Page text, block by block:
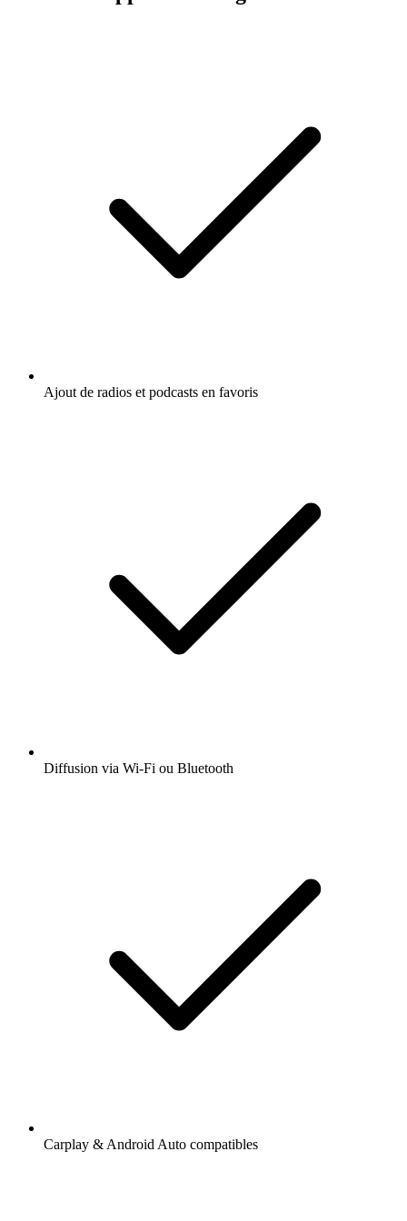
Ajout de radios et podcasts en favoris
Diffusion via Wi-Fi ou Bluetooth
Carplay & Android Auto compatibles